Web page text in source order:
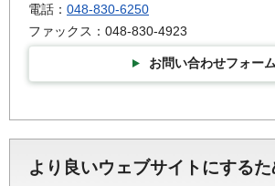
電話： 048-830-6250
ファックス：048-830-4923
お問い合わせフォーム
より良いウェブサイトにするた